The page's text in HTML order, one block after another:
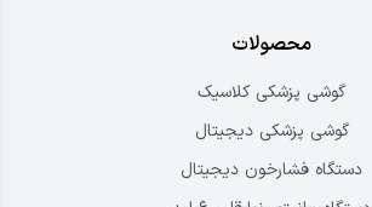
محصولات
گوشی پزشکی کلاسیک
گوشی پزشکی دیجیتال
دستگاه فشارخون دیجیتال